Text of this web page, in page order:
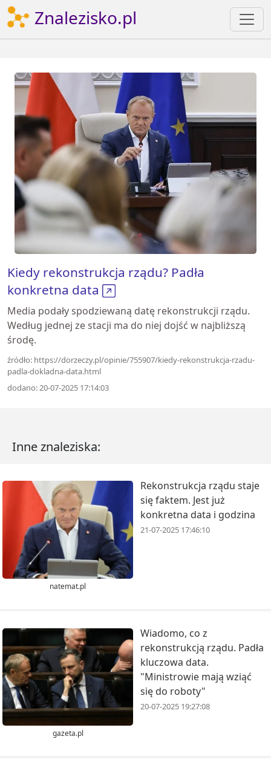
Znalezisko.pl
Kiedy rekonstrukcja rządu? Padła
konkretna data
Media podały spodziewaną datę rekonstrukcji rządu.
Według jednej ze stacji ma do niej dojść w najbliższą
środę.
źródło: https://dorzeczy.pl/opinie/755907/kiedy-rekonstrukcja-rzadu-
padla-dokladna-data.html
dodano: 20-07-2025 17:14:03
Inne znaleziska:
natemat.pl
Rekonstrukcja rządu staje
się faktem. Jest już
konkretna data i godzina
21-07-2025 17:46:10
gazeta.pl
Wiadomo, co z
rekonstrukcją rządu. Padła
kluczowa data.
"Ministrowie mają wziąć
się do roboty"
20-07-2025 19:27:08